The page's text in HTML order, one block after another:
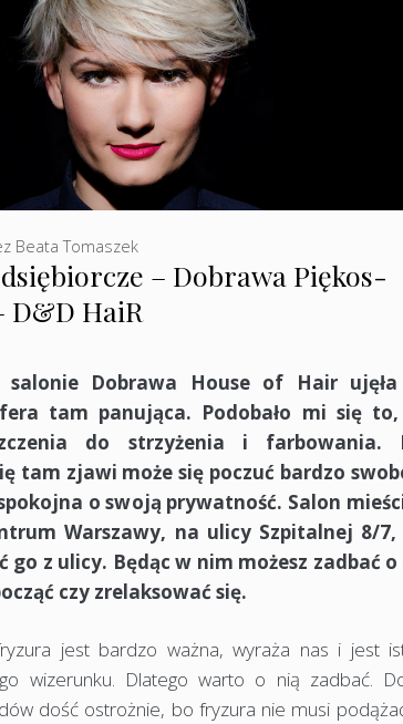
– Dobrawa Piękos-
D&D HaiR
Beata Tomaszek
salonie Dobrawa House of Hair
tam panująca. Podobało mi się to,
do strzyżenia i farbowania.
tam zjawi może się poczuć bardzo
o swoją prywatność. Salon
Warszawy, na ulicy Szpitalnej 8/7,
go z ulicy. Będąc w nim możesz zadbać
czy zrelaksować się.
jest bardzo ważna, wyraża nas i jest
wizerunku. Dlatego warto o nią zadbać.
dość ostrożnie, bo fryzura nie musi